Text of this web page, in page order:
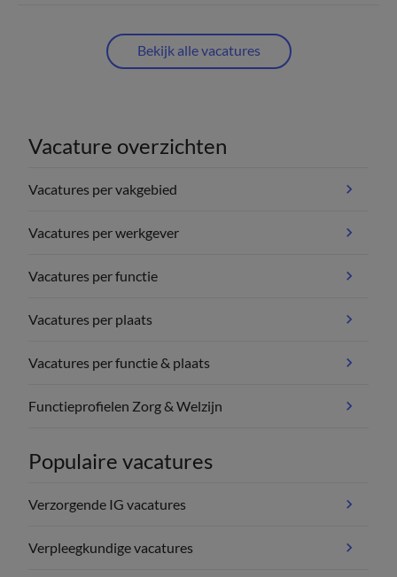
Bekijk alle vacatures
Vacature overzichten
Vacatures per vakgebied
Vacatures per werkgever
Vacatures per functie
Vacatures per plaats
Vacatures per functie & plaats
Functieprofielen Zorg & Welzijn
Populaire vacatures
Verzorgende IG vacatures
Verpleegkundige vacatures